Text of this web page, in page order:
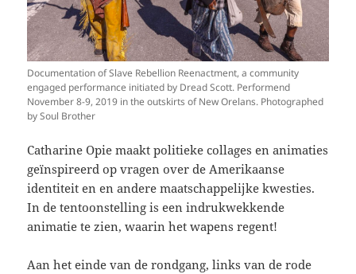
Documentation of Slave Rebellion Reenactment, a community
engaged performance initiated by Dread Scott. Performend
November 8-9, 2019 in the outskirts of New Orelans. Photographed
by Soul Brother
Catharine Opie maakt politieke collages en animaties
geïnspireerd op vragen over de Amerikaanse
identiteit en en andere maatschappelijke kwesties.
In de tentoonstelling is een indrukwekkende
animatie te zien, waarin het wapens regent!
Aan het einde van de rondgang, links van de rode